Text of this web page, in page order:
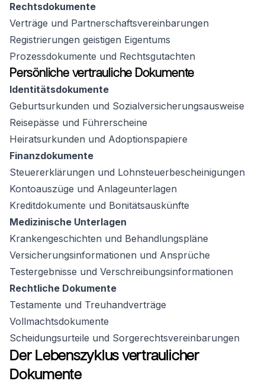
Rechtsdokumente
Verträge und Partnerschaftsvereinbarungen
Registrierungen geistigen Eigentums
Prozessdokumente und Rechtsgutachten
Persönliche vertrauliche Dokumente
Identitätsdokumente
Geburtsurkunden und Sozialversicherungsausweise
Reisepässe und Führerscheine
Heiratsurkunden und Adoptionspapiere
Finanzdokumente
Steuererklärungen und Lohnsteuerbescheinigungen
Kontoauszüge und Anlageunterlagen
Kreditdokumente und Bonitätsauskünfte
Medizinische Unterlagen
Krankengeschichten und Behandlungspläne
Versicherungsinformationen und Ansprüche
Testergebnisse und Verschreibungsinformationen
Rechtliche Dokumente
Testamente und Treuhandverträge
Vollmachtsdokumente
Scheidungsurteile und Sorgerechtsvereinbarungen
Der Lebenszyklus vertraulicher
Dokumente